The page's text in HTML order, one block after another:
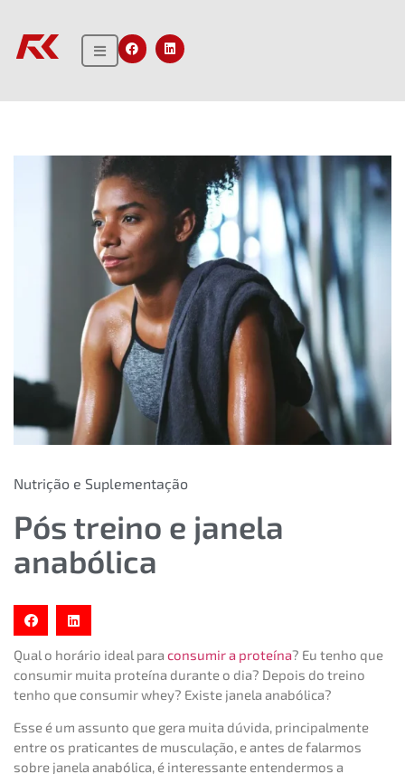
Nutrição e Suplementação
Pós treino e janela
anabólica
Qual o horário ideal para consumir a proteína? Eu tenho que
consumir muita proteína durante o dia? Depois do treino
tenho que consumir whey? Existe janela anabólica?
Esse é um assunto que gera muita dúvida, principalmente
entre os praticantes de musculação, e antes de falarmos
sobre janela anabólica, é interessante entendermos a